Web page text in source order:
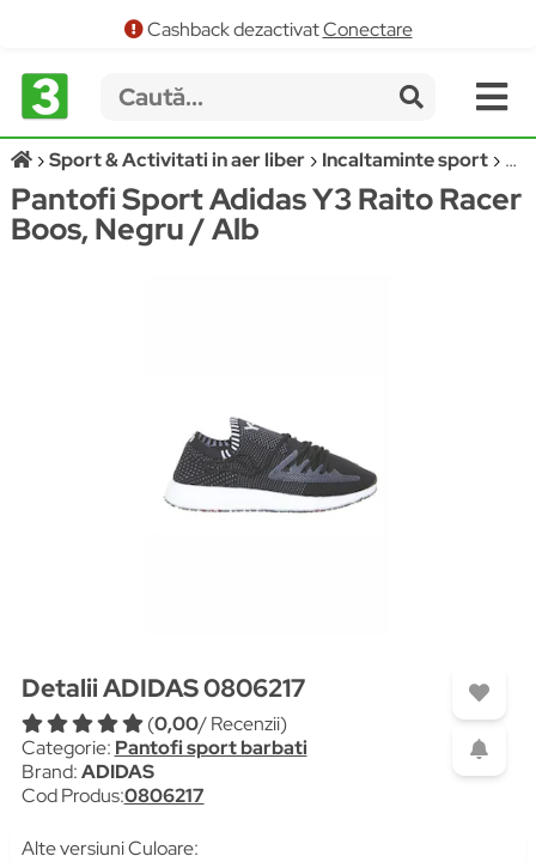
Cashback dezactivatConectare
Sport & Activitati in aer liber Incaltaminte sport
Pantofi Sport Adidas Y3 Raito Racer
Boos, Negru / Alb
Detalii ADIDAS 0806217
(0,00/ Recenzii)
Categorie: Pantofi sport barbati
Brand:ADIDAS
Cod Produs:0806217
Alte versiuni Culoare: